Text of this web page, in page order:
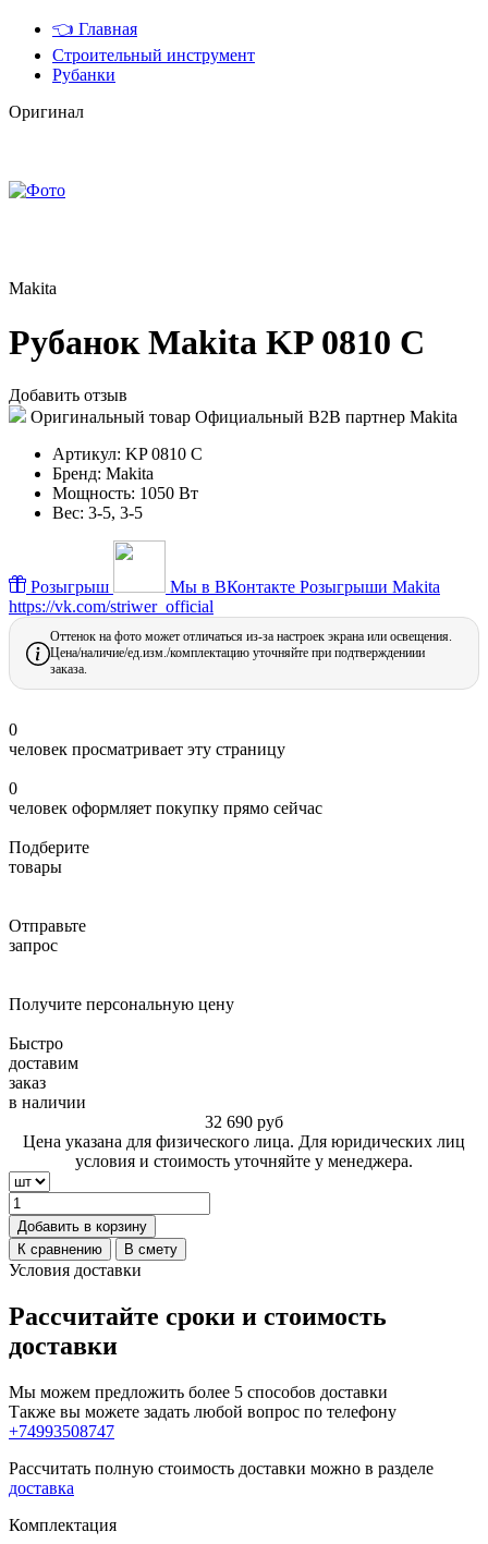
👈 Главная
Строительный инструмент
Рубанки
Оригинал
Makita
Рубанок Makita KP 0810 C
Добавить отзыв
Оригинальный товар Официальный B2B партнер Makita
Артикул: KP 0810 C
Бренд: Makita
Мощность: 1050 Вт
Вес: 3-5, 3-5
Розыгрыш Мы в ВКонтакте Розыгрыши Makita
https://vk.com/striwer_official
Оттенок на фото может отличаться из-за настроек экрана или освещения.
Цена/наличие/ед.изм./комплектацию уточняйте при подтверждениии
заказа.
0
человек просматривает эту страницу
0
человек оформляет покупку прямо сейчас
Подберите
товары
Отправьте
запрос
Получите персональную цену
Быстро
доставим
заказ
в наличии
32 690 руб
Цена указана для физического лица. Для юридических лиц
условия и стоимость уточняйте у менеджера.
Добавить в корзину
К сравнению
В смету
Условия доставки
Рассчитайте сроки и стоимость
доставки
Мы можем предложить более 5 способов доставки
Также вы можете задать любой вопрос по телефону
+74993508747
Рассчитать полную стоимость доставки можно в разделе
доставка
Комплектация